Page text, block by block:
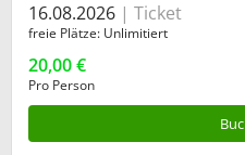
16.08.2026 Ticket
freie Plätze Unlimitiert
20,00 €
Pro Person